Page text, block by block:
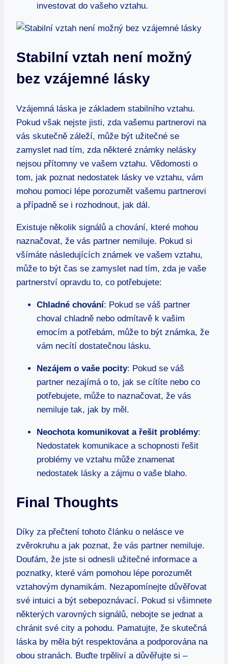
investovat do vašeho vztahu.
Stabilní vztah není možný
bez vzájemné lásky
Vzájemná láska je základem stabilního vztahu.
Pokud však nejste jisti, zda vašemu partnerovi na
vás skutečně záleží, může být užitečné se
zamyslet nad tím, zda některé známky nelásky
nejsou přítomny ve vašem vztahu. Vědomosti o
tom, jak poznat nedostatek lásky ve vztahu, vám
mohou pomoci lépe porozumět vašemu partnerovi
a případně se i rozhodnout, jak dál.
Existuje několik signálů a chování, které mohou
naznačovat, že vás partner nemiluje. Pokud si
všímáte následujících známek ve vašem vztahu,
může to být čas se zamyslet nad tím, zda je vaše
partnerství opravdu to, co potřebujete:
Chladné chování: Pokud se váš partner
choval chladně nebo odmítavě k vašim
emocím a potřebám, může to být známka, že
vám necítí dostatečnou lásku.
Nezájem o vaše pocity: Pokud se váš
partner nezajímá o to, jak se cítíte nebo co
potřebujete, může to naznačovat, že vás
nemiluje tak, jak by měl.
Neochota komunikovat a řešit problémy:
Nedostatek komunikace a schopnosti řešit
problémy ve vztahu může znamenat
nedostatek lásky a zájmu o vaše blaho.
Final Thoughts
Díky za přečtení tohoto článku o nelásce ve
zvěrokruhu a jak poznat, že vás partner nemiluje.
Doufám, že jste si odnesli užitečné informace a
poznatky, které vám pomohou lépe porozumět
vztahovým dynamikám. Nezapomínejte důvěřovat
své intuici a být sebepoznávací. Pokud si všimnete
některých varovných signálů, nebojte se jednat a
chránit své city a pohodu. Pamatujte, že skutečná
láska by měla být respektována a podporována na
obou stranách. Buďte trpěliví a důvěřujte si –